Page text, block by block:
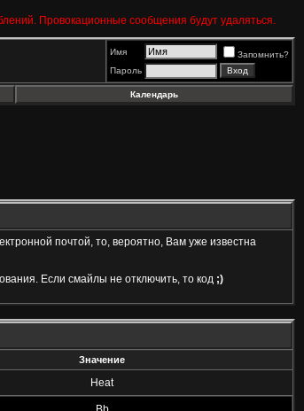
Провокационные сообщения будут удаляться.
Имя
Запомнить?
Пароль
Календарь
почтой, то, вероятно, Вам уже известна
Если смайлы не отключить, то код ;)
Значение
Heat